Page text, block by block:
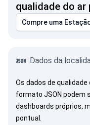
qualidade do ar
Compre uma
Dados da
Os dados de
formato JSON podem
dashboards próprios,
pontual.